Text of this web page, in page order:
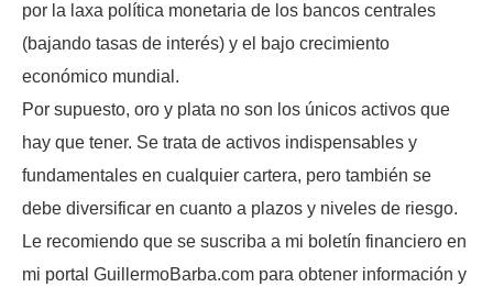
por la laxa política monetaria de los bancos centrales
(bajando tasas de interés) y el bajo crecimiento
económico mundial.
Por supuesto, oro y plata no son los únicos activos que
hay que tener. Se trata de activos indispensables y
fundamentales en cualquier cartera, pero también se
debe diversificar en cuanto a plazos y niveles de riesgo.
Le recomiendo que se suscriba a mi boletín financiero en
mi portal GuillermoBarba.com para obtener información y